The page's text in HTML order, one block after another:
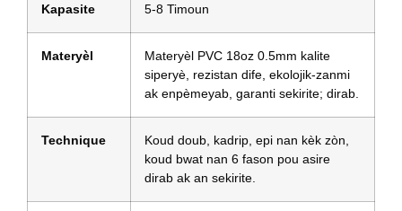
Kapasite 5-8 Timoun
Materyèl
Materyèl PVC 18oz 0.5mm kalite
siperyè, rezistan dife, ekolojik-zanmi
ak enpèmeyab, garanti sekirite; dirab.
Technique
Koud doub, kadrip, epi nan kèk zòn,
koud bwat nan 6 fason pou asire
dirab ak an sekirite.